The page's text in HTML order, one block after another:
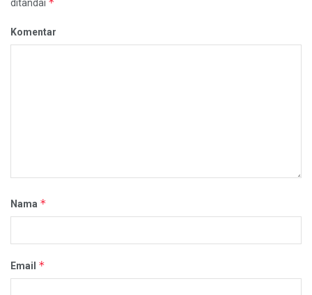
ditandai
Komentar
Nama *
Email *